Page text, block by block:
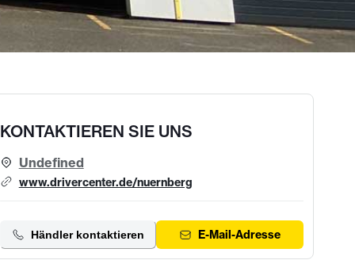
KONTAKTIEREN SIE UNS
Undefined
www.drivercenter.de/nuernberg
Händler kontaktieren E-Mail-Adresse